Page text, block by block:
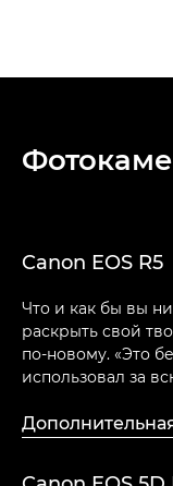
Canon EOS R5
Что и как бы вы
раскрыть свой
по-новому. «Это
использовал за